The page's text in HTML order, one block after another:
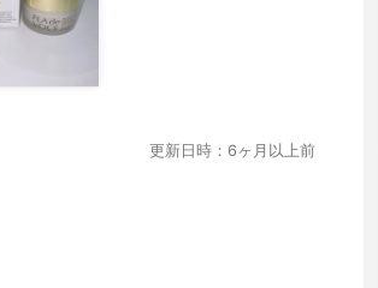
更新日時：6ヶ月以上前